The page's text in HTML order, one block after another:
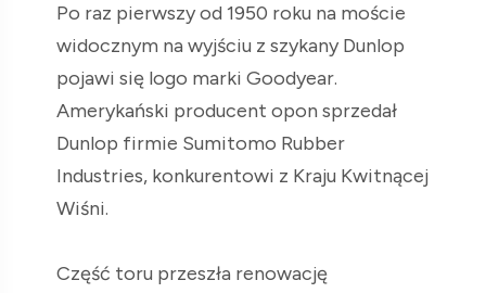
Po raz pierwszy od 1950 roku na moście
widocznym na wyjściu z szykany Dunlop
pojawi się logo marki Goodyear.
Amerykański producent opon sprzedał
Dunlop firmie Sumitomo Rubber
Industries, konkurentowi z Kraju Kwitnącej
Wiśni.
Część toru przeszła renowację